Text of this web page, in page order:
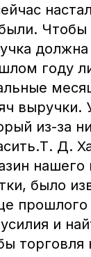
Чтобы
году
выручки.
из-за
Д.
было
и